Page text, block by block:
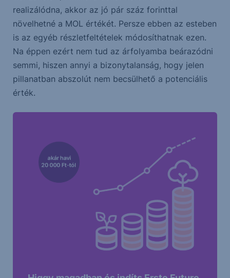
realizálódna, akkor az jó pár száz forinttal
növelhetné a MOL értékét. Persze ebben az esteben
is az egyéb részletfeltételek módosíthatnak ezen.
Na éppen ezért nem tud az árfolyamba beárazódni
semmi, hiszen annyi a bizonytalanság, hogy jelen
pillanatban abszolút nem becsülhető a potenciális
érték.